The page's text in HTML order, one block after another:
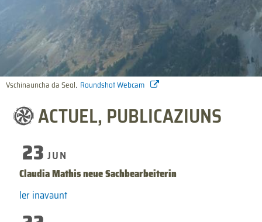
Vschinauncha da Segl, Roundshot Webcam
ACTUEL, PUBLICAZIUNS
23 JUN
Claudia Mathis neue Sachbearbeiterin
ler inavaunt